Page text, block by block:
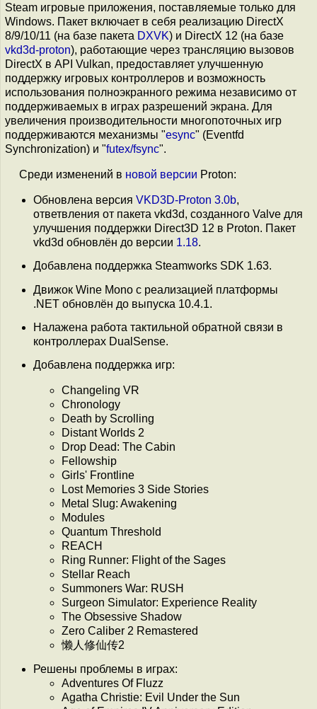
Steam игровые приложения, поставляемые только для
Windows. Пакет включает в себя реализацию DirectX
8/9/10/11 (на базе пакета DXVK) и DirectX 12 (на базе
vkd3d-proton), работающие через трансляцию вызовов
DirectX в API Vulkan, предоставляет улучшенную
поддержку игровых контроллеров и возможность
использования полноэкранного режима независимо от
поддерживаемых в играх разрешений экрана. Для
увеличения производительности многопоточных игр
поддерживаются механизмы "esync" (Eventfd
Synchronization) и "futex/fsync".
Среди изменений в новой версии Proton:
Обновлена версия VKD3D-Proton 3.0b,
ответвления от пакета vkd3d, созданного Valve для
улучшения поддержки Direct3D 12 в Proton. Пакет
vkd3d обновлён до версии 1.18.
Добавлена поддержка Steamworks SDK 1.63.
Движок Wine Mono с реализацией платформы
.NET обновлён до выпуска 10.4.1.
Налажена работа тактильной обратной связи в
контроллерах DualSense.
Добавлена поддержка игр:
Changeling VR
Chronology
Death by Scrolling
Distant Worlds 2
Drop Dead: The Cabin
Fellowship
Girls' Frontline
Lost Memories 3 Side Stories
Metal Slug: Awakening
Modules
Quantum Threshold
REACH
Ring Runner: Flight of the Sages
Stellar Reach
Summoners War: RUSH
Surgeon Simulator: Experience Reality
The Obsessive Shadow
Zero Caliber 2 Remastered
懒人修仙传2
Решены проблемы в играх:
Adventures Of Fluzz
Agatha Christie: Evil Under the Sun